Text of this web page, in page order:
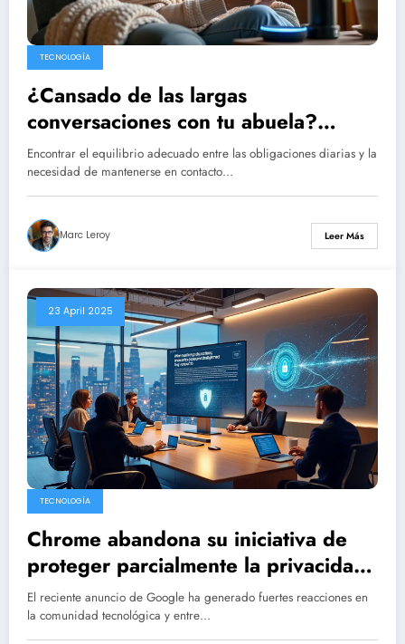
TECNOLOGÍA
¿Cansado de las largas
conversaciones con tu abuela?
Descubre la IA que la llama a diario.
Encontrar el equilibrio adecuado entre las obligaciones diarias y la
necesidad de mantenerse en contacto…
Marc Leroy Leer Más
23 April 2025
TECNOLOGÍA
Chrome abandona su iniciativa de
proteger parcialmente la privacidad
del usuario
El reciente anuncio de Google ha generado fuertes reacciones en
la comunidad tecnológica y entre…